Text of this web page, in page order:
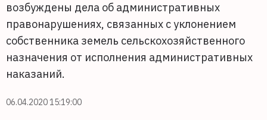
возбуждены дела об административных
правонарушениях, связанных с уклонением
собственника земель сельскохозяйственного
назначения от исполнения административных
наказаний.
06.04.2020 15:19:00